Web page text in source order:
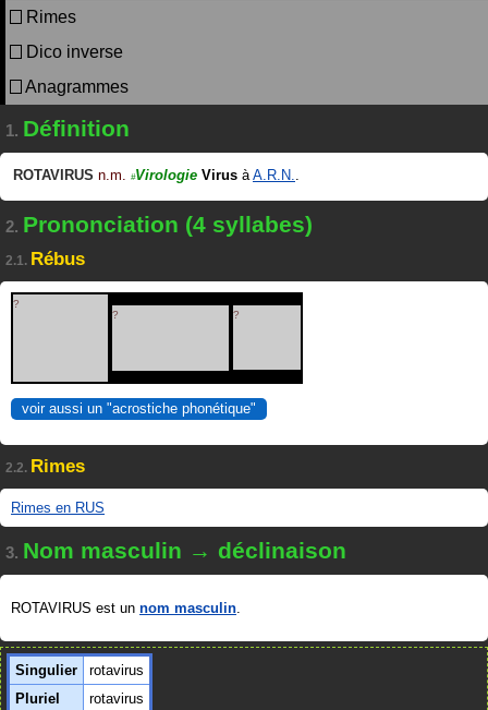
Rimes
Dico inverse
Anagrammes
1. Définition
ROTAVIRUS n.m. #Virologie Virus àA.R.N..
2. Prononciation (4 syllabes)
2.1. Rébus
?
?
?
voir aussi un "acrostiche phonétique"
2.2. Rimes
Rimes en RUS
3. Nom masculin → déclinaison
ROTAVIRUS est un nom masculin.
Singulier
rotavirus
Pluriel
rotavirus